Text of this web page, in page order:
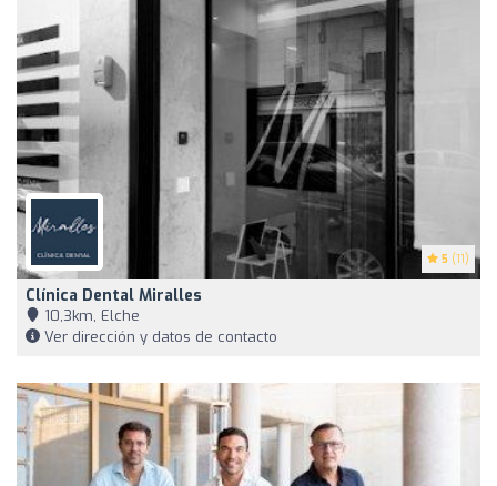
5 (11)
Clínica Dental Miralles
10,3km, Elche
Ver dirección y datos de contacto